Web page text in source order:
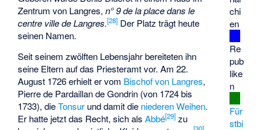
chi
en
Re
pub
like
n
Für
stbi
Zentrum von Langres,n° 9 de la place dans le
centre ville de Langres.[28] Der Platz trägt heute
seinen Namen.
Seit seinem zwölften Lebensjahr bereiteten ihn
seine Eltern auf das Priesteramt vor. Am 22.
August 1726 erhielt er vom Bischof von Langres,
Pierre de Pardaillan de Gondrin (von 1724 bis
1733), dieTonsur und damit die niederen Weihen.
Er hatte jetzt das Recht, sich alsAbbé[29] zu